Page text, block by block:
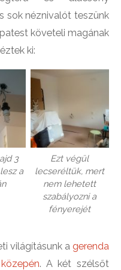
sok néznivalót teszünk
követeli magának
ki:
3
a
Ezt végül
lecseréltük, mert
nem lehetett
szabályozni a
fényerejét
világításunk a gerenda
. A két szélsőt